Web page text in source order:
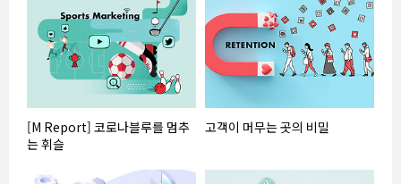
[M Report] 코로나블루를 멈추
는 휘슬
고객이 머무는 곳의 비밀